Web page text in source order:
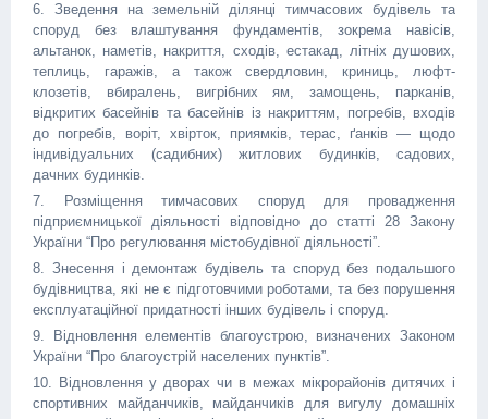
6. Зведення на земельній ділянці тимчасових будівель та
споруд без влаштування фундаментів, зокрема навісів,
альтанок, наметів, накриття, сходів, естакад, літніх душових,
теплиць, гаражів, а також свердловин, криниць, люфт-
клозетів, вбиралень, вигрібних ям, замощень, парканів,
відкритих басейнів та басейнів із накриттям, погребів, входів
до погребів, воріт, хвірток, приямків, терас, ґанків — щодо
індивідуальних (садибних) житлових будинків, садових,
дачних будинків.
7. Розміщення тимчасових споруд для провадження
підприємницької діяльності відповідно до статті 28 Закону
України “Про регулювання містобудівної діяльності”.
8. Знесення і демонтаж будівель та споруд без подальшого
будівництва, які не є підготовчими роботами, та без порушення
експлуатаційної придатності інших будівель і споруд.
9. Відновлення елементів благоустрою, визначених Законом
України “Про благоустрій населених пунктів”.
10. Відновлення у дворах чи в межах мікрорайонів дитячих і
спортивних майданчиків, майданчиків для вигулу домашніх